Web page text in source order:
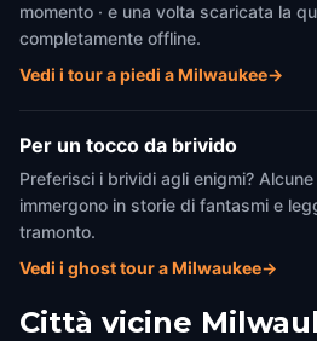
momento · e una volta scaricata la
completamente offline.
Vedi i tour a piedi a Milwaukee→
Per un tocco da brivido
Preferisci i brividi agli enigmi?
immergono in storie di fantasmi e
tramonto.
Vedi i ghost tour a Milwaukee→
Città vicine